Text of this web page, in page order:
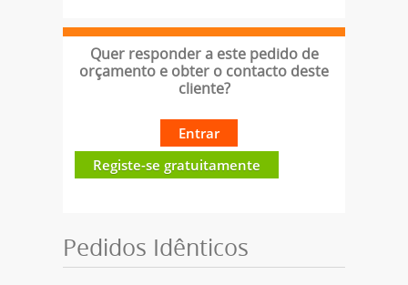
Quer responder a este pedido de
orçamento e obter o contacto deste
cliente?
Entrar
Registe-se gratuitamente
Pedidos Idênticos